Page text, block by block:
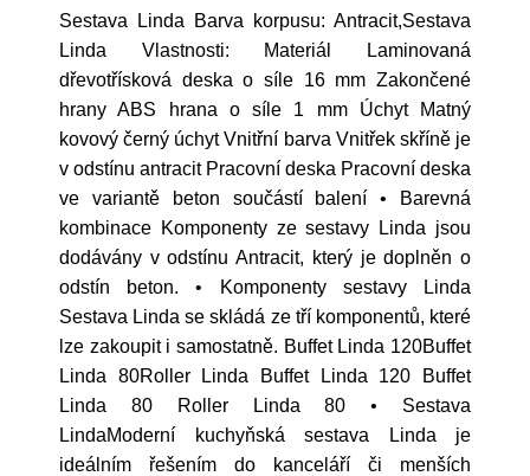
Sestava Linda Barva korpusu: Antracit,Sestava
Linda Vlastnosti: Materiál Laminovaná
dřevotřísková deska o síle 16 mm Zakončené
hrany ABS hrana o síle 1 mm Úchyt Matný
kovový černý úchyt Vnitřní barva Vnitřek skříně je
v odstínu antracit Pracovní deska Pracovní deska
ve variantě beton součástí balení • Barevná
kombinace Komponenty ze sestavy Linda jsou
dodávány v odstínu Antracit, který je doplněn o
odstín beton. • Komponenty sestavy Linda
Sestava Linda se skládá ze tří komponentů, které
lze zakoupit i samostatně. Buffet Linda 120Buffet
Linda 80Roller Linda Buffet Linda 120 Buffet
Linda 80 Roller Linda 80 • Sestava
LindaModerní kuchyňská sestava Linda je
ideálním řešením do kanceláří či menších